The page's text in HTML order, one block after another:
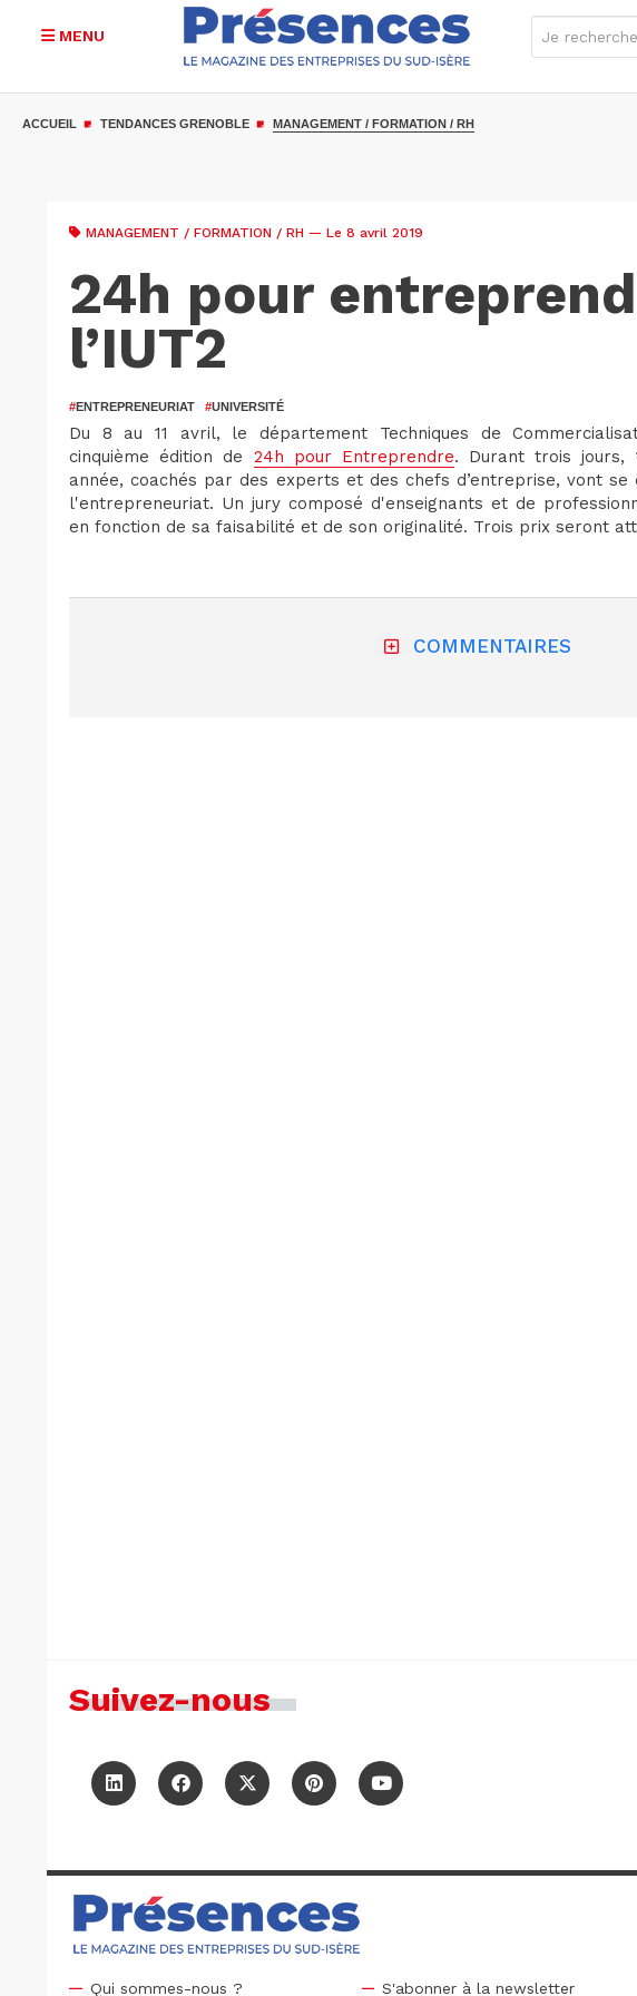
MENU
ACCUEIL TENDANCES GRENOBLE MANAGEMENT / FORMATION / RH
MANAGEMENT / FORMATION / RH — Le 8 avril 2019
24h pour
l’IUT2
#ENTREPRENEURIAT #UNIVERSITÉ
Du 8 au 11 avril, le département Techniques de
cinquième édition de 24h pour Entreprendre. Durant trois jours,
année, coachés par des experts et des chefs d’entreprise, vont
l'entrepreneuriat. Un jury composé d'enseignants et de
en fonction de sa faisabilité et de son originalité. Trois prix seront
COMMENTAIRES
Suivez-nous
Qui sommes-nous ? S'abonner à la newsletter